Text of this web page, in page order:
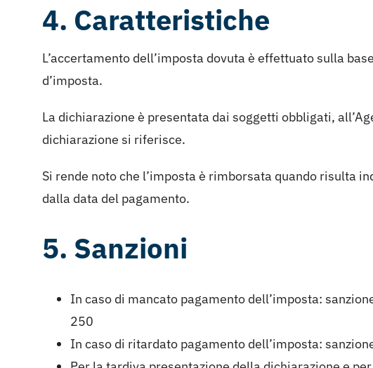
4. Caratteristiche
L’accertamento dell’imposta dovuta è effettuato sulla
d’imposta.
La dichiarazione è presentata dai soggetti obbligati,
dichiarazione si riferisce.
Si rende noto che l’imposta è rimborsata quando risulta
dalla data del pagamento.
5. Sanzioni
In caso di mancato pagamento dell’imposta:
250
In caso di ritardato pagamento dell’imposta: